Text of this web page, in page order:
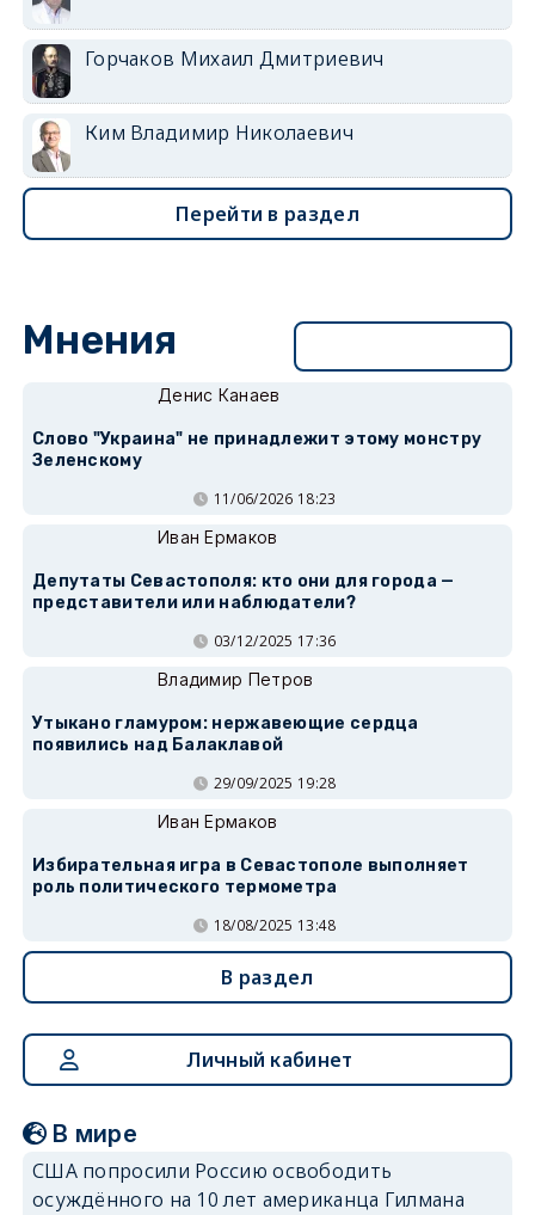
Горчаков Михаил Дмитриевич
Ким Владимир Николаевич
Перейти в раздел
Мнения
Денис Канаев
Слово "Украина" не принадлежит этому монстру
Зеленскому
11/06/2026 18:23
Иван Ермаков
Депутаты Севастополя: кто они для города —
представители или наблюдатели?
03/12/2025 17:36
Владимир Петров
Утыкано гламуром: нержавеющие сердца
появились над Балаклавой
29/09/2025 19:28
Иван Ермаков
Избирательная игра в Севастополе выполняет
роль политического термометра
18/08/2025 13:48
В раздел
Личный кабинет
В мире
США попросили Россию освободить
осуждённого на 10 лет американца Гилмана